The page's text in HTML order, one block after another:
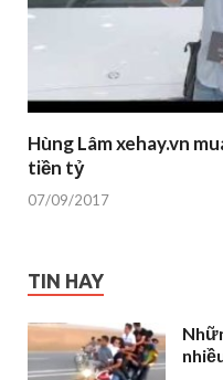
Hùng Lâm xehay.vn
tiền tỷ
07/09/2017
TIN HAY